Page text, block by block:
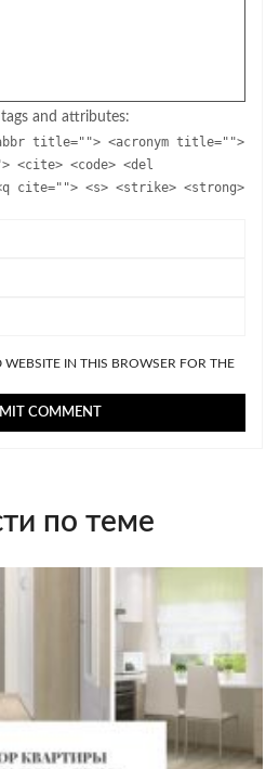
tags and attributes:
title=""> <acronym title="">
<cite> <code> <del
cite=""> <s> <strike> <strong>
IN THIS BROWSER FOR THE
по теме